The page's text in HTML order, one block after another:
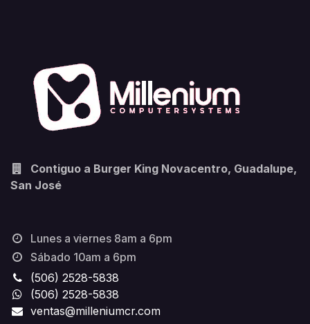
Contiguo a Burger King Novacentro, Guadalupe,
San José
Lunes a viernes 8am a 6pm
Sábado 10am a 6pm
(506) 2528-5838
(506) 2528-5838
ventas@milleniumcr.com